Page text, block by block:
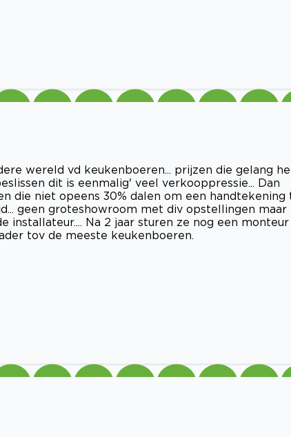
wereld vd keukenboeren... prijzen die gelang
dit is eenmalig' veel verkooppressie... Dan
die niet opeens 30% dalen om een handtekening
geen groteshowroom met div opstellingen maar
Na 2 jaar sturen ze nog een monteur
tov de meeste keukenboeren.